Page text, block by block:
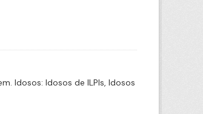
Idosos: Idosos de ILPIs, Idosos